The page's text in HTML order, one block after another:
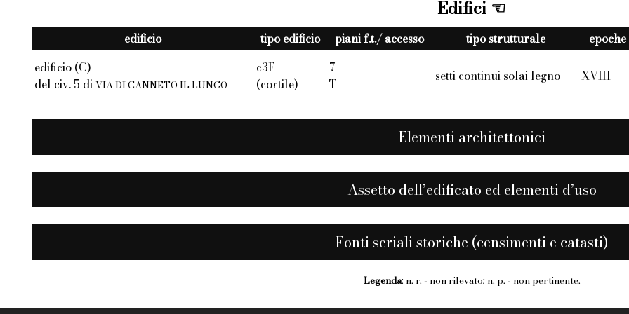
Edifici
edificio tipo edificio piani f.t./ accesso tipo strutturale
edificio (C)
del civ. 5 di VIA DI CANNETO IL LUNGO
c3F
(cortile)
7
T
setti continui solai legno XVIII
Elementi architettonici
Assetto dell’edificato ed elementi d’uso
Fonti seriali storiche (censimenti e catasti)
Legenda: n. r. - non rilevato; n. p. - non pertinente.